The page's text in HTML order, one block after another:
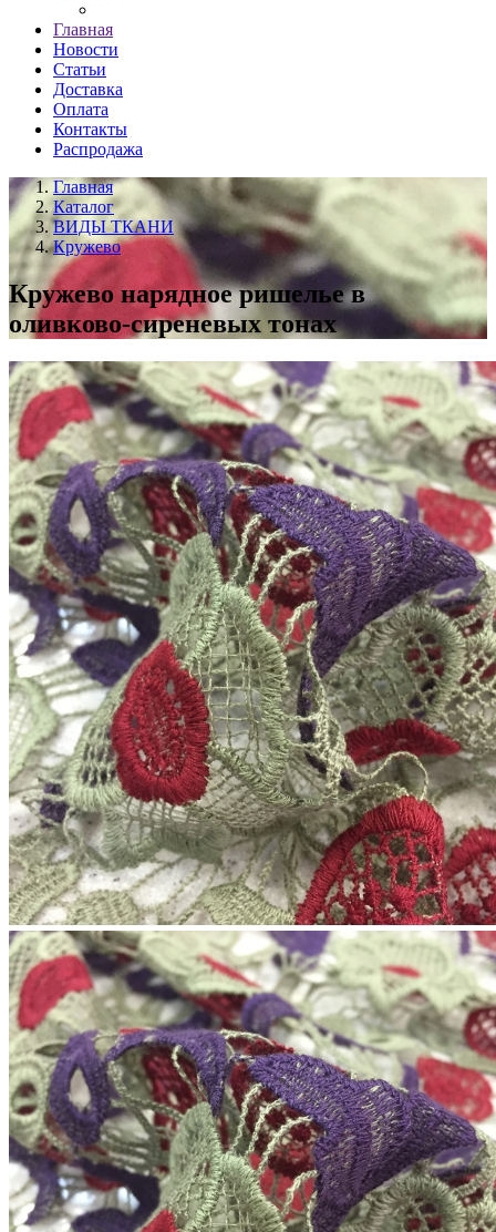
Главная
Новости
Статьи
Доставка
Оплата
Контакты
Распродажа
Главная
Каталог
ВИДЫ ТКАНИ
Кружево
Кружево нарядное ришелье в
оливково-сиреневых тонах